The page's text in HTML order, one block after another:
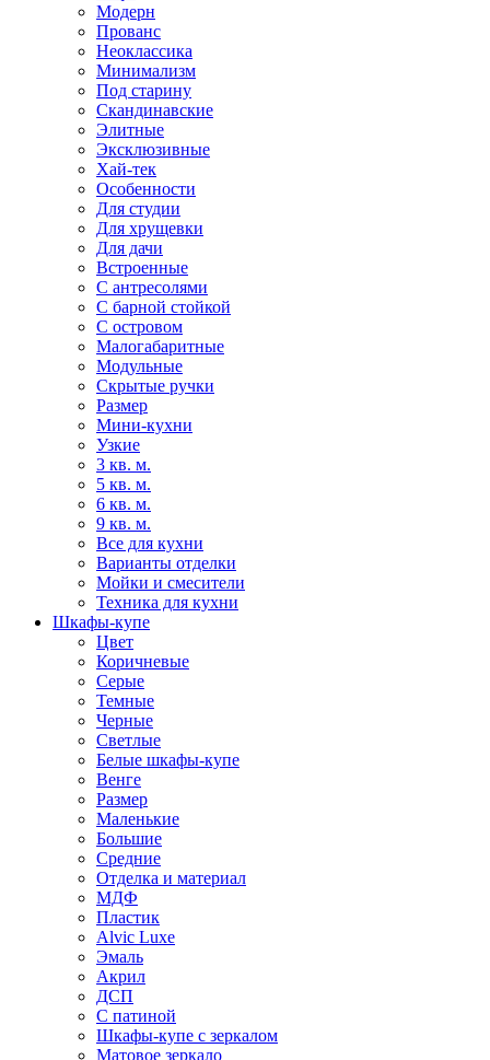
Модерн
Прованс
Неоклассика
Минимализм
Под старину
Скандинавские
Элитные
Эксклюзивные
Хай-тек
Особенности
Для студии
Для хрущевки
Для дачи
Встроенные
С антресолями
С барной стойкой
С островом
Малогабаритные
Модульные
Скрытые ручки
Размер
Мини-кухни
Узкие
3 кв. м.
5 кв. м.
6 кв. м.
9 кв. м.
Все для кухни
Варианты отделки
Мойки и смесители
Техника для кухни
Шкафы-купе
Цвет
Коричневые
Серые
Темные
Черные
Светлые
Белые шкафы-купе
Венге
Размер
Маленькие
Большие
Средние
Отделка и материал
МДФ
Пластик
Alvic Luxe
Эмаль
Акрил
ДСП
С патиной
Шкафы-купе с зеркалом
Матовое зеркало